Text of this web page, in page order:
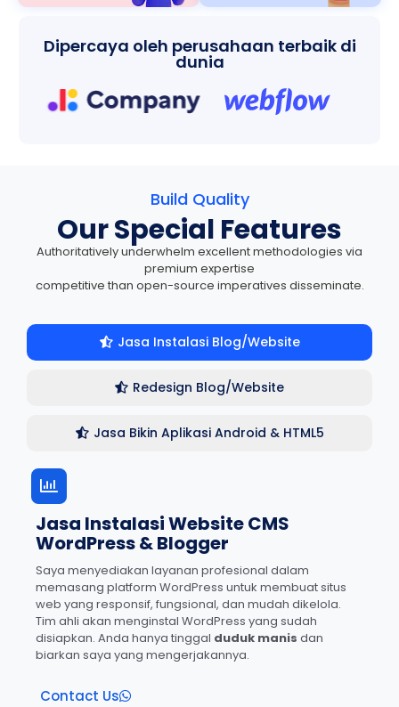
Dipercaya oleh perusahaan terbaik di
dunia
Build Quality
Our Special Features
Authoritatively underwhelm excellent methodologies via
premium expertise
competitive than open-source imperatives disseminate.
Jasa Instalasi Blog/Website
Redesign Blog/Website
Jasa Bikin Aplikasi Android & HTML5
Jasa Instalasi Website CMS
WordPress & Blogger
Saya menyediakan layanan profesional dalam
memasang platform WordPress untuk membuat situs
web yang responsif, fungsional, dan mudah dikelola.
Tim ahli akan menginstal WordPress yang sudah
disiapkan. Anda hanya tinggal duduk manis dan
biarkan saya yang mengerjakannya.
Contact Us